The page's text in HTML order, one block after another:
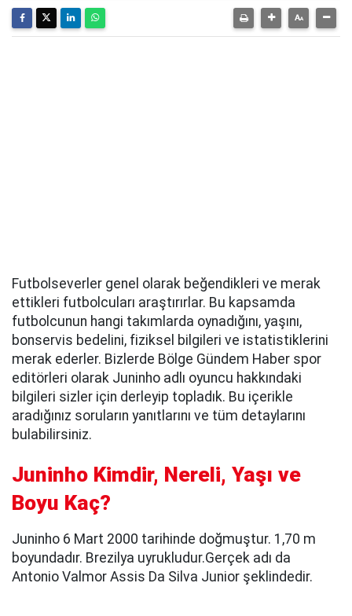
Futbolseverler genel olarak beğendikleri ve merak
ettikleri futbolcuları araştırırlar. Bu kapsamda
futbolcunun hangi takımlarda oynadığını, yaşını,
bonservis bedelini, fiziksel bilgileri ve istatistiklerini
merak ederler. Bizlerde Bölge Gündem Haber spor
editörleri olarak Juninho adlı oyuncu hakkındaki
bilgileri sizler için derleyip topladık. Bu içerikle
aradığınız soruların yanıtlarını ve tüm detaylarını
bulabilirsiniz.
Juninho Kimdir, Nereli, Yaşı ve
Boyu Kaç?
Juninho 6 Mart 2000 tarihinde doğmuştur. 1,70 m
boyundadır. Brezilya uyrukludur.Gerçek adı da
Antonio Valmor Assis Da Silva Junior şeklindedir.